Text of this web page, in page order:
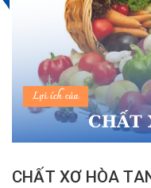
CHẤT XƠ HÒA